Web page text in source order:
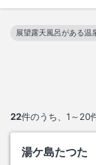
22件のうち、 1～20
展望露天風呂がある温
この絞り込み条件を解
湯ケ島たつた